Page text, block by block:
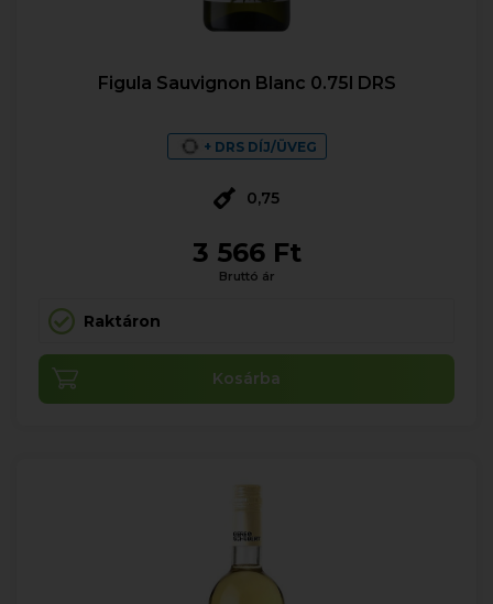
Figula Sauvignon Blanc 0.75l DRS
+ DRS DÍJ/ÜVEG
0,75
3 566 Ft
Bruttó ár
Raktáron
Kosárba